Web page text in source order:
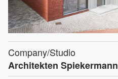
Company/Studio
Architekten Spiekermann